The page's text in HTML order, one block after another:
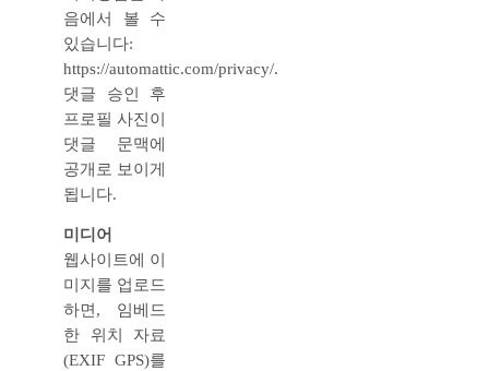
음에서 볼 수
있습니다:
https://automattic.com/privacy/.
댓글 승인 후
프로필 사진이
댓글 문맥에
공개로 보이게
됩니다.
미디어
웹사이트에 이
미지를 업로드
하면, 임베드
한 위치 자료
(EXIF GPS)를